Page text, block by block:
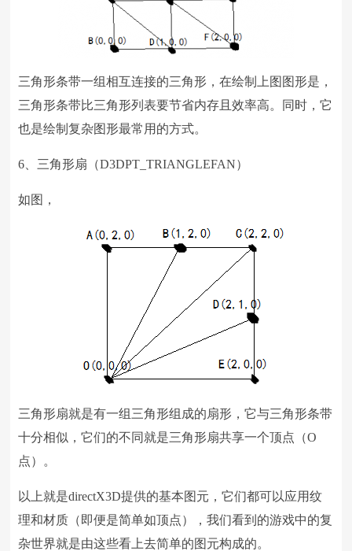
三角形条带一组相互连接的三角形，在绘制上图图形是，
三角形条带比三角形列表要节省内存且效率高。同时，它
也是绘制复杂图形最常用的方式。
6、三角形扇（D3DPT_TRIANGLEFAN）
如图，
三角形扇就是有一组三角形组成的扇形，它与三角形条带
十分相似，它们的不同就是三角形扇共享一个顶点（O
点）。
以上就是directX3D提供的基本图元，它们都可以应用纹
理和材质（即便是简单如顶点），我们看到的游戏中的复
杂世界就是由这些看上去简单的图元构成的。